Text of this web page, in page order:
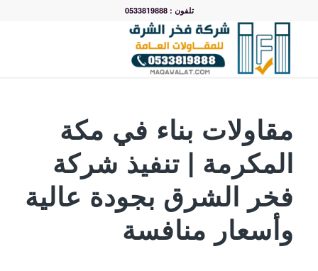
تلفون : 0533819888
مقاولات بناء في مكة
المكرمة | تنفيذ شركة
فخر الشرق بجودة عالية
وأسعار منافسة